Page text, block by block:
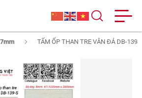
TẤM ỐP THAN TRE VÂN ĐÁ DB-139S